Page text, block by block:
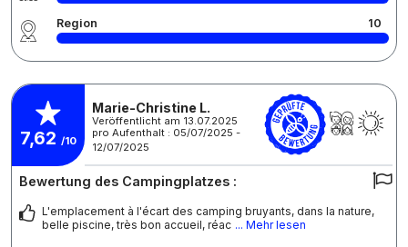
Region 10
7,62 /10
Marie-Christine L.
Veröffentlicht am 13.07.2025
pro Aufenthalt : 05/07/2025 -
12/07/2025
Bewertung des Campingplatzes :
L'emplacement à l'écart des camping bruyants, dans la nature,
belle piscine, très bon accueil, réac ... Mehr lesen